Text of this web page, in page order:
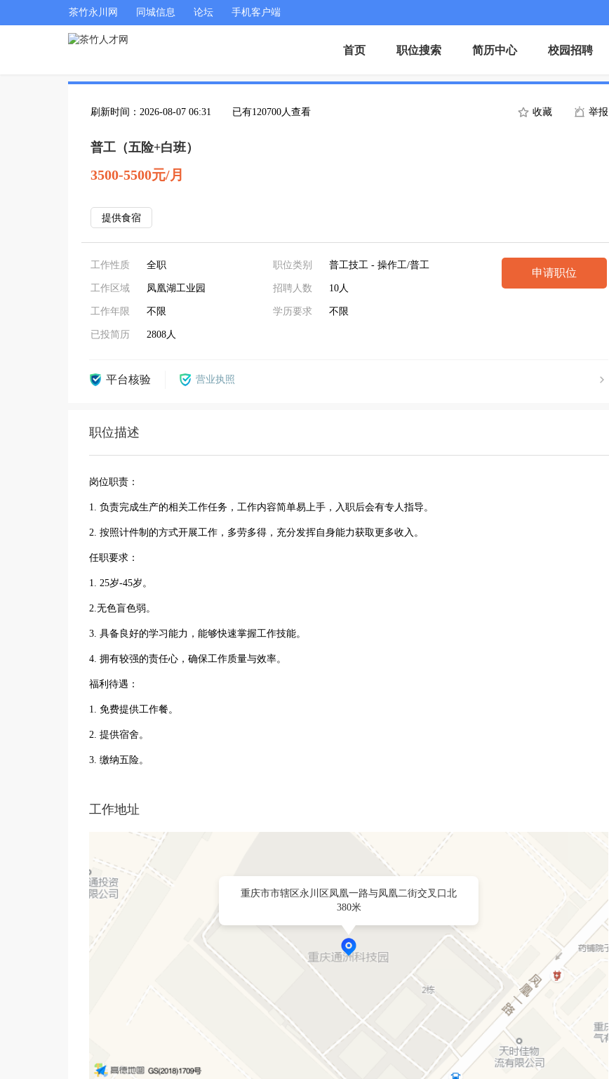
茶竹永川网 同城信息 论坛 手机客户端
首页 职位搜索 简历中心 校园招聘
刷新时间：2026-08-07 06:31 已有120700人查看 收藏 举报
普工（五险+白班）
3500-5500元/月
提供食宿
工作性质 全职
工作区域 凤凰湖工业园
工作年限 不限
已投简历 2808人
职位类别 普工技工 - 操作工/普工
招聘人数 10人
学历要求 不限
申请职位
平台核验 营业执照
职位描述
岗位职责：
1. 负责完成生产的相关工作任务，工作内容简单易上手，入职后会有专人指导。
2. 按照计件制的方式开展工作，多劳多得，充分发挥自身能力获取更多收入。
任职要求：
1. 25岁-45岁。
2.无色盲色弱。
3. 具备良好的学习能力，能够快速掌握工作技能。
4. 拥有较强的责任心，确保工作质量与效率。
福利待遇：
1. 免费提供工作餐。
2. 提供宿舍。
3. 缴纳五险。
工作地址
重庆市市辖区永川区凤凰一路与凤凰二街交叉口北
380米